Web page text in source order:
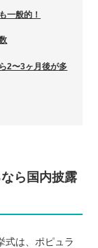
一般的！
2〜3ヶ月後が多
ら国内披露
式は、ポピュラ